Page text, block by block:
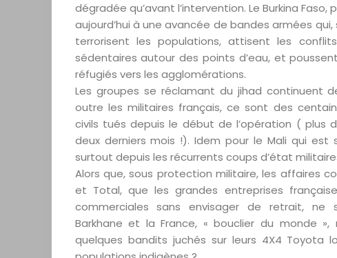
dégradée qu’avant l’intervention. Le Burkina
aujourd’hui à une avancée de bandes armées
terrorisent les populations, attisent les
sédentaires autour des points d’eau, et
réfugiés vers les agglomérations.
Les groupes se réclamant du jihad continuent
outre les militaires français, ce sont des
civils tués depuis le début de l’opération ( plus
deux derniers mois !). Idem pour le Mali qui est
surtout depuis les récurrents coups d’état
Alors que, sous protection militaire, les affaires
et Total, que les grandes entreprises
commerciales sans envisager de retrait, ne
Barkhane et la France, « bouclier du monde
quelques bandits juchés sur leurs 4X4 Toyota